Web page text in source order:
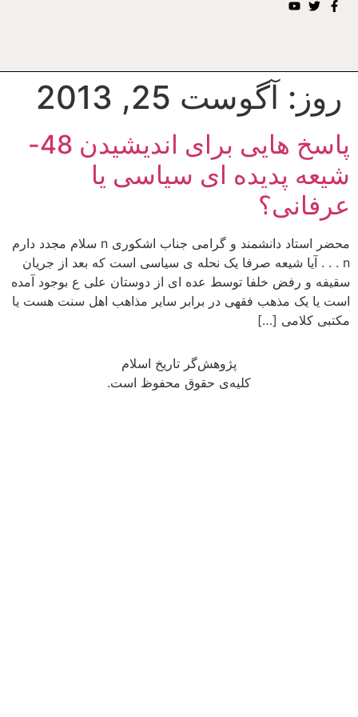
روز: آگوست 25, 2013
پاسخ هایی برای اندیشیدن 48-
شیعه پدیده ای سیاسی یا
عرفانی؟
محضر استاد دانشمند و گرامی جناب اشکوری n سلام مجدد دارم
n . . . آیا شیعه صرفا یک نحله ی سیاسی است که بعد از جریان
سقیفه و رفض خلفا توسط عده ای از دوستان علی ع بوجود آمده
است یا یک مذهب فقهی در برابر سایر مذاهب اهل سنت هست یا
مکتبی کلامی […]
پژوهش‌گر تاریخ اسلام
کلیه‌ی حقوق محفوظ است.